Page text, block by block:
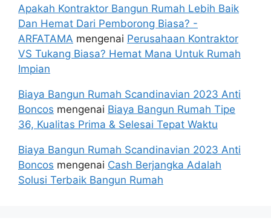
Apakah Kontraktor Bangun Rumah Lebih Baik
Dan Hemat Dari Pemborong Biasa? -
ARFATAMA mengenai Perusahaan Kontraktor
VS Tukang Biasa? Hemat Mana Untuk Rumah
Impian
Biaya Bangun Rumah Scandinavian 2023 Anti
Boncos mengenai Biaya Bangun Rumah Tipe
36, Kualitas Prima & Selesai Tepat Waktu
Biaya Bangun Rumah Scandinavian 2023 Anti
Boncos mengenai Cash Berjangka Adalah
Solusi Terbaik Bangun Rumah